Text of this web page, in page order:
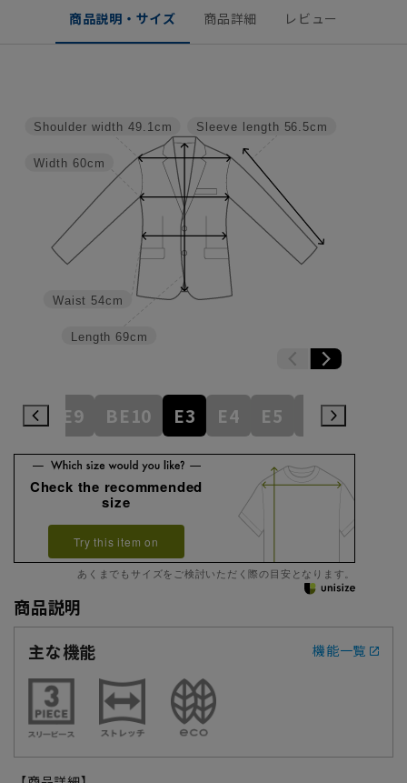
商品説明・サイズ 商品詳細 レビュー
Sleeve length 56.5cm
Length 69cm
Waist 54cm
Width 60cm
Shoulder width 49.1cm
BE9 BE10 E3 E4 E5 E6
Check the recommended
size
Try this item on
あくまでもサイズをご検討いただく際の目安となります。
商品説明
主な機能
機能一覧